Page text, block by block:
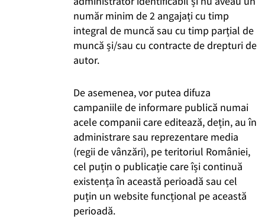
număr minim de 2 angajați cu timp
integral de muncă sau cu timp parțial de
muncă și/sau cu contracte de drepturi de
autor.
De asemenea, vor putea difuza
campaniile de informare publică numai
acele companii care editează, dețin, au în
administrare sau reprezentare media
(regii de vânzări), pe teritoriul României,
cel puțin o publicație care își continuă
existența în această perioadă sau cel
puțin un website funcțional pe această
perioadă.